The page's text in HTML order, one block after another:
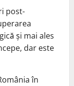
post-
și mai ales
dar este
în